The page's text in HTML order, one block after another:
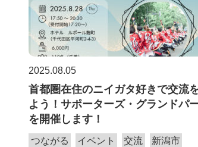
2025.08.05
首都圏在住のニイガタ好きで交流
よう！サポーターズ・グランドパ
を開催します！
つながる イベント 交流 新潟市